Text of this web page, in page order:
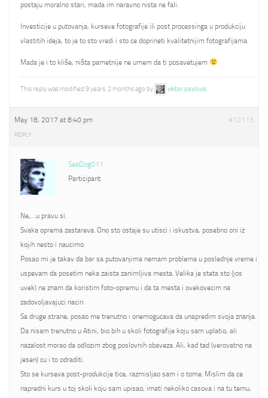
postaju moralno stari, mada im naravno nista ne fali.
Investicije u putovanja, kurseve fotografije ili post processinga u produkciju
vlastitih ideja, to je to sto vredi i sto ce doprineti kvalitetnijim fotografijama.
Mada je i to kliše, ništa pametnije ne umem da ti posavetujem
This reply was modified 9 years, 2 months ago by viktor pavlovic.
May 18, 2017 at 8:40 pm #12113
REPLY
SeaDog011
Participant
Ne,…u pravu si.
Svaka oprema zastareva. Ono sto ostaje su utisci i iskustva, posebno oni iz
kojih nesto i naucimo.
Posao mi je takav da bar sa putovanjima nemam problema u poslednje vreme i
uspevam da posetim neka zaista zanimljiva mesta. Velika je steta sto (jos
uvek) ne znam da koristim foto-opremu i da ta mesta i ovekovecim na
zadovoljavajuci nacin.
Sa druge strane, posao me trenutno i onemogucava da unapredim svoja znanja.
Da nisam trenutno u Atini, bio bih u skoli fotografije koju sam uplatio, ali
nazalost morao da odlozim zbog poslovnih obaveza. Ali, kad tad (verovatno na
jesen) cu i to odraditi.
Sto se kurseva post-produkcije tice, razmisljao sam i o tome. Mislim da ce
napredni kurs u toj skoli koju sam upisao, imati nekoliko casova i na tu temu,